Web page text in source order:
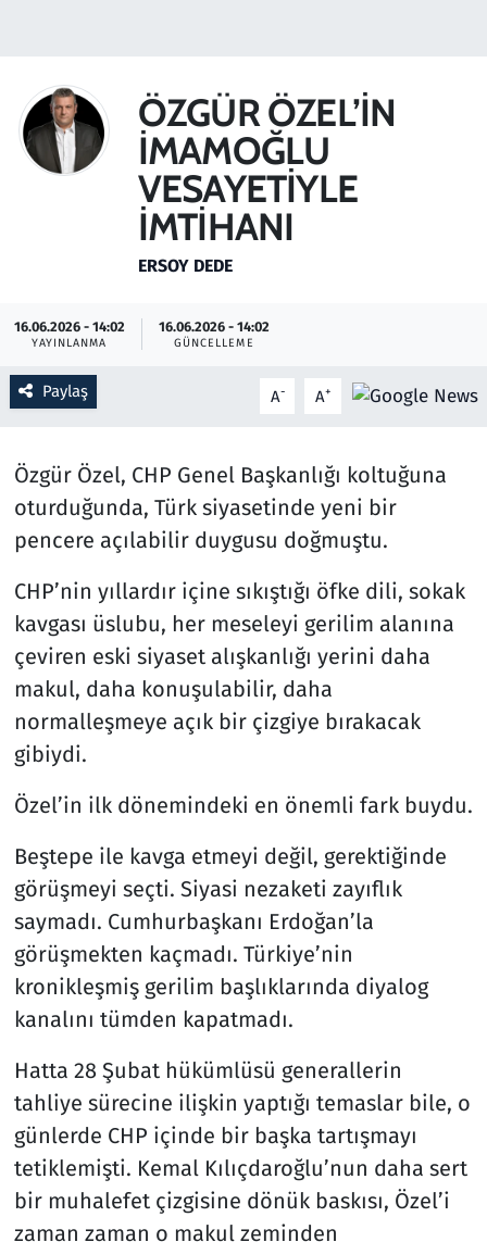
ÖZGÜR ÖZEL’İN
İMAMOĞLU
VESAYETİYLE
İMTİHANI
ERSOY DEDE
16.06.2026 - 14:02
YAYINLANMA
16.06.2026 - 14:02
GÜNCELLEME
Paylaş A- A+
Özgür Özel, CHP Genel Başkanlığı koltuğuna
oturduğunda, Türk siyasetinde yeni bir
pencere açılabilir duygusu doğmuştu.
CHP’nin yıllardır içine sıkıştığı öfke dili, sokak
kavgası üslubu, her meseleyi gerilim alanına
çeviren eski siyaset alışkanlığı yerini daha
makul, daha konuşulabilir, daha
normalleşmeye açık bir çizgiye bırakacak
gibiydi.
Özel’in ilk dönemindeki en önemli fark buydu.
Beştepe ile kavga etmeyi değil, gerektiğinde
görüşmeyi seçti. Siyasi nezaketi zayıflık
saymadı. Cumhurbaşkanı Erdoğan’la
görüşmekten kaçmadı. Türkiye’nin
kronikleşmiş gerilim başlıklarında diyalog
kanalını tümden kapatmadı.
Hatta 28 Şubat hükümlüsü generallerin
tahliye sürecine ilişkin yaptığı temaslar bile, o
günlerde CHP içinde bir başka tartışmayı
tetiklemişti. Kemal Kılıçdaroğlu’nun daha sert
bir muhalefet çizgisine dönük baskısı, Özel’i
zaman zaman o makul zeminden
Haber
Kültür Sanat
Kurumsal Haberler
Lezzet Durağı
Memur ve Kamu
Otomobil
Ramazan
Resmi İlanlar
Rüya Tabirleri
Sağlık
Savunma Sanayi
Seçim 2023
Spor
Teknoloji ve Bilim
Televizyon